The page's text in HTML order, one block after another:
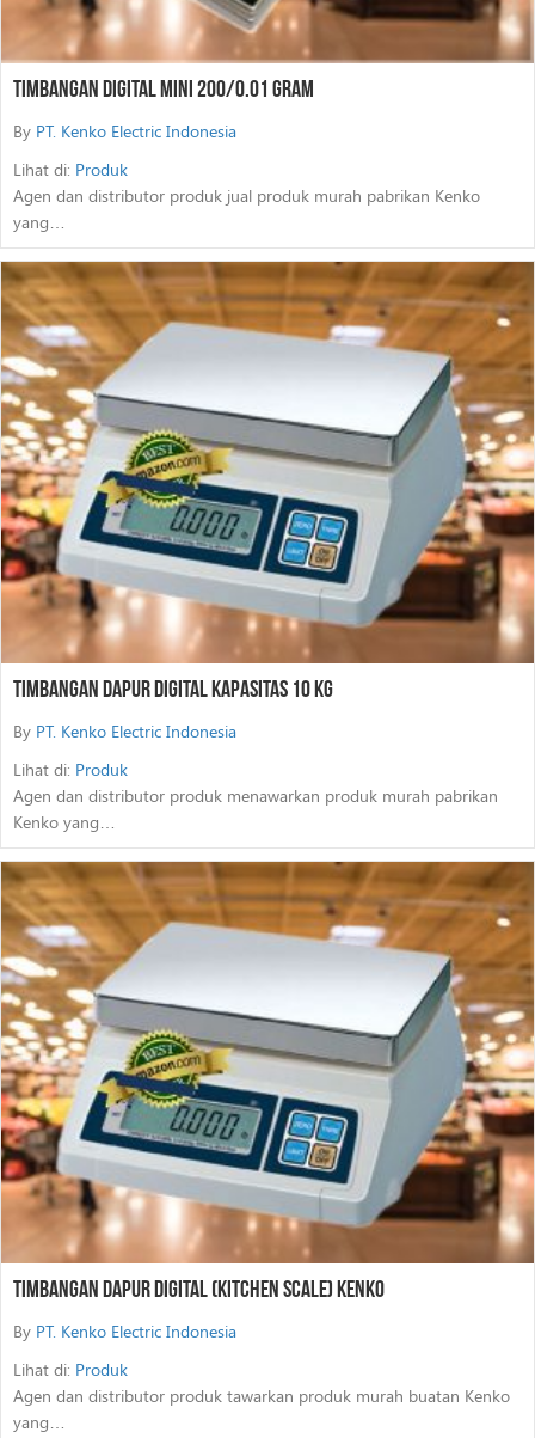
Timbangan Digital Mini 200/0.01 Gram
By PT. Kenko Electric Indonesia
Lihat di: Produk
Agen dan distributor produk jual produk murah pabrikan Kenko
yang…
Timbangan Dapur Digital Kapasitas 10 Kg
By PT. Kenko Electric Indonesia
Lihat di: Produk
Agen dan distributor produk menawarkan produk murah pabrikan
Kenko yang…
Timbangan Dapur Digital (Kitchen Scale) Kenko
By PT. Kenko Electric Indonesia
Lihat di: Produk
Agen dan distributor produk tawarkan produk murah buatan Kenko
yang…